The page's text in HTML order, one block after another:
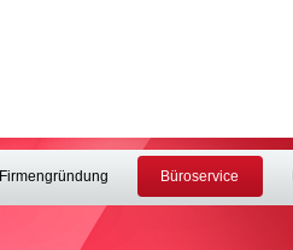
Firmengründung Büroservice